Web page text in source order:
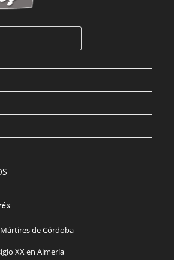
de Córdoba
XX en Almería